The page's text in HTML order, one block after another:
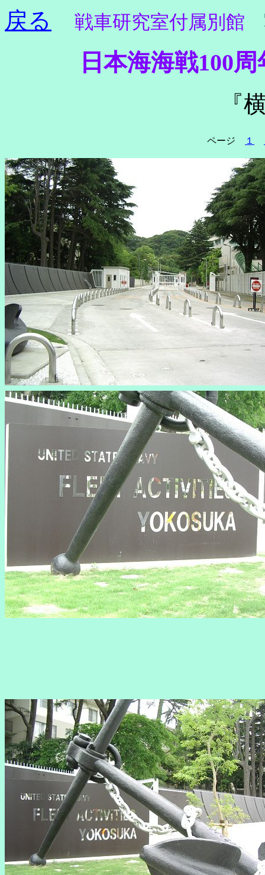
戻る 戦車研究室付属別館
日本海海戦100
『
ページ １